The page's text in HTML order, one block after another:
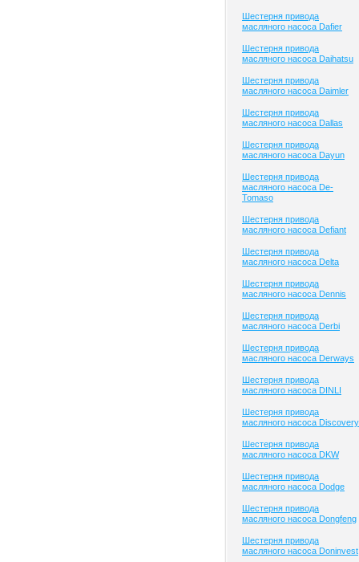
Шестерня привода
масляного насоса Dafier
Шестерня привода
масляного насоса Daihatsu
Шестерня привода
масляного насоса Daimler
Шестерня привода
масляного насоса Dallas
Шестерня привода
масляного насоса Dayun
Шестерня привода
масляного насоса De-
Tomaso
Шестерня привода
масляного насоса Defiant
Шестерня привода
масляного насоса Delta
Шестерня привода
масляного насоса Dennis
Шестерня привода
масляного насоса Derbi
Шестерня привода
масляного насоса Derways
Шестерня привода
масляного насоса DINLI
Шестерня привода
масляного насоса Discovery
Шестерня привода
масляного насоса DKW
Шестерня привода
масляного насоса Dodge
Шестерня привода
масляного насоса Dongfeng
Шестерня привода
масляного насоса Doninvest